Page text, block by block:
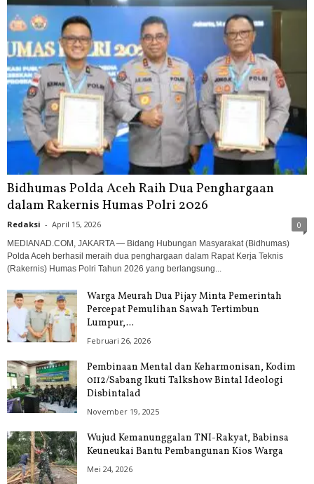
Bidhumas Polda Aceh Raih Dua Penghargaan
dalam Rakernis Humas Polri 2026
Redaksi - April 15, 2026 0
MEDIANAD.COM, JAKARTA — Bidang Hubungan Masyarakat (Bidhumas)
Polda Aceh berhasil meraih dua penghargaan dalam Rapat Kerja Teknis
(Rakernis) Humas Polri Tahun 2026 yang berlangsung...
Warga Meurah Dua Pijay Minta Pemerintah
Percepat Pemulihan Sawah Tertimbun
Lumpur,...
Februari 26, 2026
Pembinaan Mental dan Keharmonisan, Kodim
0112/Sabang Ikuti Talkshow Bintal Ideologi
Disbintalad
November 19, 2025
Wujud Kemanunggalan TNI-Rakyat, Babinsa
Keuneukai Bantu Pembangunan Kios Warga
Mei 24, 2026